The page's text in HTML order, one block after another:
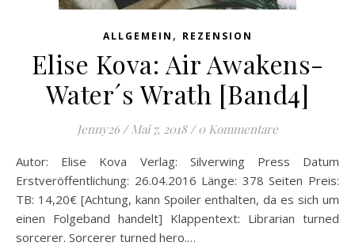
ALLGEMEIN , REZENSION
Elise Kova: Air Awakens-
Water´s Wrath [Band4]
Jenny26 / Mai 7, 2018 / 0 Kommentare
Autor: Elise Kova Verlag: Silverwing Press Datum
Erstveröffentlichung: 26.04.2016 Länge: 378 Seiten Preis:
TB: 14,20€ [Achtung, kann Spoiler enthalten, da es sich um
einen Folgeband handelt] Klappentext: Librarian turned
sorcerer. Sorcerer turned hero.…